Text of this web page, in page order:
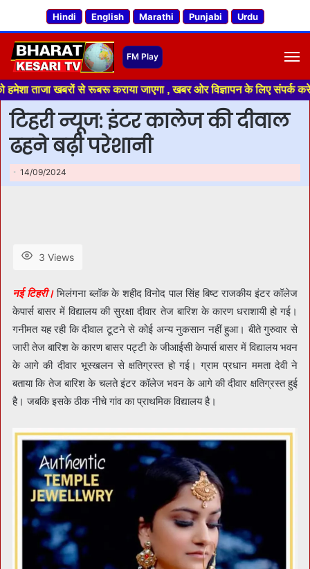
Hindi English Marathi Punjabi Urdu
खबरों से रूबरू कराया जाएगा , खबर ओर विज्ञापन के लिए संपर्क करे
टिहरी न्यूज: इंटर कालेज की दीवाल
ढहने बढ़ी परेशानी
14/09/2024
3 Views
नई टिहरी। भिलंगना ब्लॉक के शहीद विनोद पाल सिंह बिष्ट राजकीय इंटर कॉलेज
केपार्स बासर में विद्यालय की सुरक्षा दीवार तेज बारिश के कारण धराशायी हो गई।
गनीमत यह रही कि दीवाल टूटने से कोई अन्य नुकसान नहीं हुआ। बीते गुरुवार से
जारी तेज बारिश के कारण बासर पट्टी के जीआईसी केपार्स बासर में विद्यालय भवन
के आगे की दीवार भूस्खलन से क्षतिग्रस्त हो गई। ग्राम प्रधान ममता देवी ने
बताया कि तेज बारिश के चलते इंटर कॉलेज भवन के आगे की दीवार क्षतिग्रस्त हुई
है। जबकि इसके ठीक नीचे गांव का प्राथमिक विद्यालय है।